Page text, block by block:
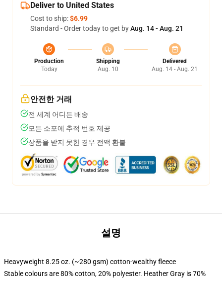
Deliver to United States
Cost to ship:$6.99
Standard - Order today to get byAug. 14 - Aug. 21
Production
Today
Shipping
Aug. 10
Delivered
Aug. 14 - Aug. 21
안전한 거래
전 세계 어디든 배송
모든 소포에 추적 번호 제공
상품을 받지 못한 경우 전액 환불
설명
Heavyweight 8.25 oz. (~280 gsm) cotton-wealthy fleece
Stable colours are 80% cotton, 20% polyester. Heather Gray is 70%